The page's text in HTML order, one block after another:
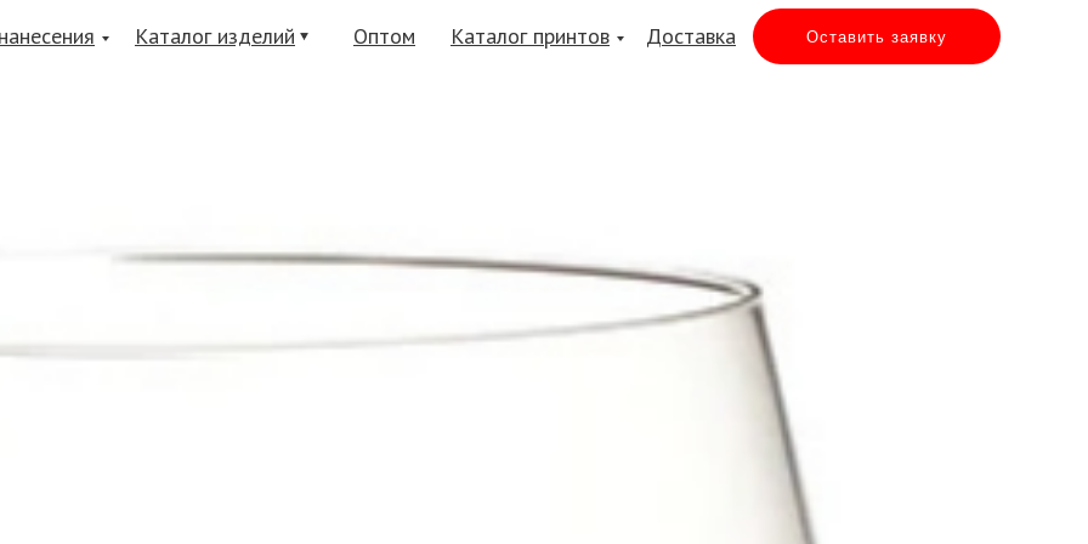
Оставить заявку
Оптом Каталог принтов Доставка
Каталог изделий